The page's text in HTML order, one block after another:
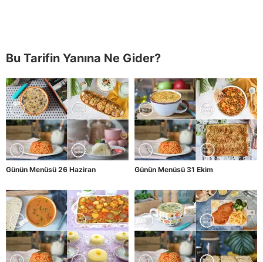
Bu Tarifin Yanına Ne Gider?
Günün Menüsü 26 Haziran Günün Menüsü 31 Ekim